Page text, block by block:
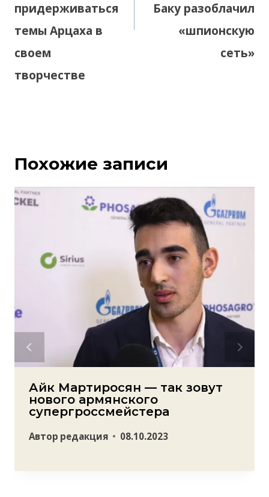
придерживаться
темы Арцаха в
своем
творчестве
Баку разоблачил
«шпионскую
сеть»
Похожие записи
Айк Мартиросян — так зовут
нового армянского
супергроссмейстера
Автор редакция 08.10.2023